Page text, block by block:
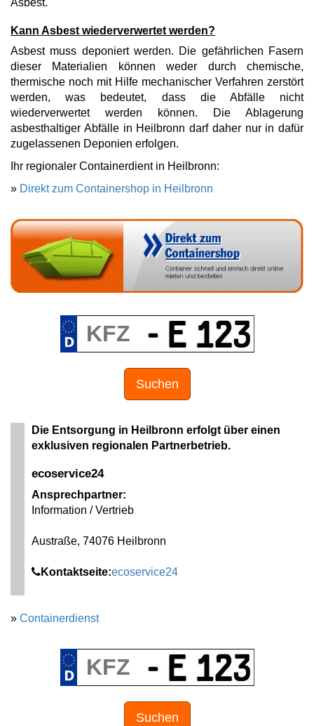
Asbest.
Kann Asbest wiederverwertet werden?
Asbest muss deponiert werden. Die gefährlichen Fasern
dieser Materialien können weder durch chemische,
thermische noch mit Hilfe mechanischer Verfahren zerstört
werden, was bedeutet, dass die Abfälle nicht
wiederverwertet werden können. Die Ablagerung
asbesthaltiger Abfälle in Heilbronn darf daher nur in dafür
zugelassenen Deponien erfolgen.
Ihr regionaler Containerdient in Heilbronn:
» Direkt zum Containershop in Heilbronn
Suchen
Die Entsorgung in Heilbronn erfolgt über einen
exklusiven regionalen Partnerbetrieb.
ecoservice24
Ansprechpartner:
Information / Vertrieb
Austraße, 74076 Heilbronn
Kontaktseite:ecoservice24
» Containerdienst
Suchen